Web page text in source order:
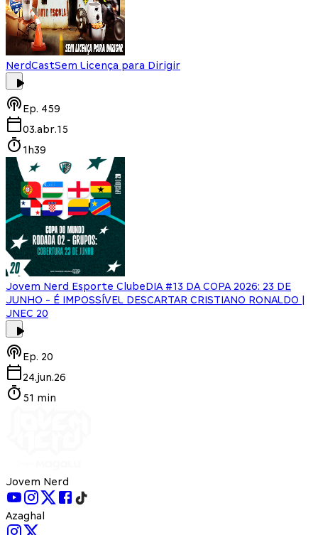
NerdCastSem Licença para Dirigir
Ep. 459
03.abr.15
1h39
Jovem Nerd Esporte ClubeDIA #13 DA COPA 2026: 23 DE
JUNHO - É IMPOSSÍVEL DESCARTAR CRISTIANO RONALDO |
JNEC 20
Ep. 20
24.jun.26
51 min
Jovem Nerd
Azaghal